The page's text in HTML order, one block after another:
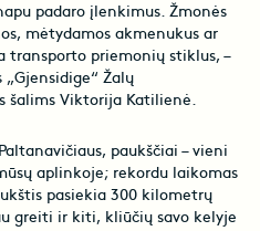
padaro įlenkimus. Žmonės
mėtydamos akmenukus ar
transporto priemonių stiklus, –
Žalų
šalims Viktorija Katilienė.
paukščiai – vieni
aplinkoje; rekordu laikomas
pasiekia 300 kilometrų
greiti ir kiti, kliūčių savo kelyje